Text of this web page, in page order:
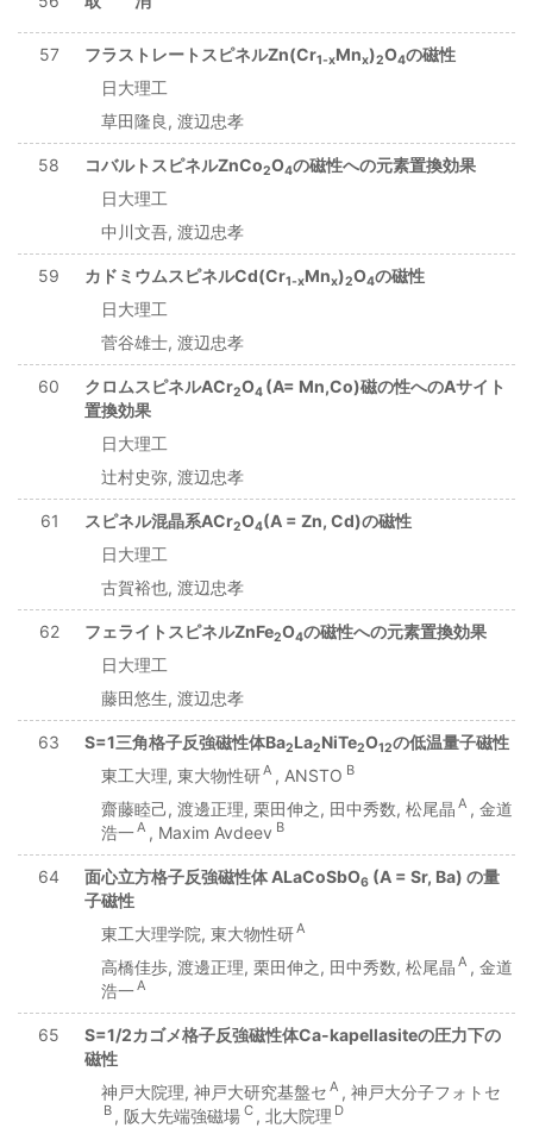
57 フラストレートスピネルZn(Cr1-xMnx)2O4の磁性
日大理工
草田隆良, 渡辺忠孝
58 コバルトスピネルZnCo2O4の磁性への元素置換効果
日大理工
中川文吾, 渡辺忠孝
59 カドミウムスピネルCd(Cr1-xMnx)2O4の磁性
日大理工
菅谷雄士, 渡辺忠孝
60 クロムスピネルACr2O4 (A= Mn,Co)磁の性へのAサイト
置換効果
日大理工
辻村史弥, 渡辺忠孝
61 スピネル混晶系ACr2O4(A = Zn, Cd)の磁性
日大理工
古賀裕也, 渡辺忠孝
62 フェライトスピネルZnFe2O4の磁性への元素置換効果
日大理工
藤田悠生, 渡辺忠孝
63 S=1三角格子反強磁性体Ba2La2NiTe2O12の低温量子磁性
東工大理, 東大物性研A , ANSTO B
齋藤睦己, 渡邊正理, 栗田伸之, 田中秀数, 松尾晶 A , 金道
浩一A , Maxim Avdeev B
64 面心立方格子反強磁性体 ALaCoSbO6 (A = Sr, Ba) の量
子磁性
東工大理学院, 東大物性研A
高橋佳歩, 渡邊正理, 栗田伸之, 田中秀数, 松尾晶 A , 金道
浩一A
65
S=1/2カゴメ格子反強磁性体Ca-kapellasiteの圧力下の
磁性
神戸大院理, 神戸大研究基盤セ A , 神戸大分子フォトセ
B , 阪大先端強磁場 C , 北大院理 D